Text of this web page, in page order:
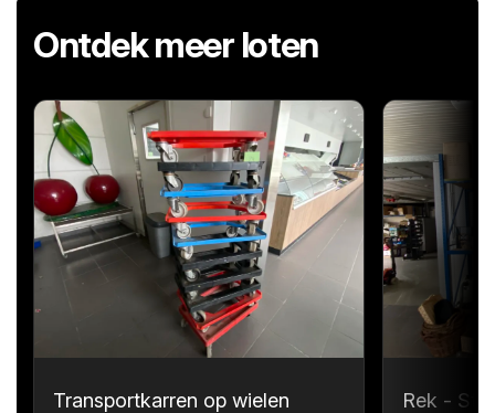
Ontdek meer loten
Transportkarren op wielen
Rek -